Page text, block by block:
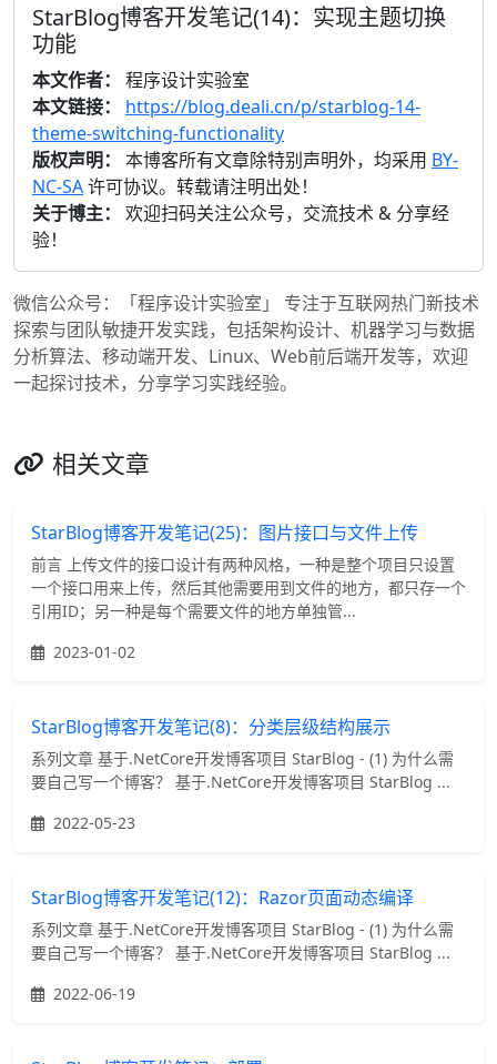
StarBlog博客开发笔记(14)：实现主题切换
功能
本文作者：
程序设计实验室
本文链接：
https://blog.deali.cn/p/starblog-14-
theme-switching-functionality
版权声明：
本博客所有文章除特别声明外，均采用 BY-
NC-SA许可协议。转载请注明出处！
关于博主：
欢迎扫码关注公众号，交流技术 & 分享经
验！
微信公众号：「程序设计实验室」 专注于互联网热门新技术
探索与团队敏捷开发实践，包括架构设计、机器学习与数据
分析算法、移动端开发、Linux、Web前后端开发等，欢迎
一起探讨技术，分享学习实践经验。
相关文章
StarBlog博客开发笔记(25)：图片接口与文件上传
前言 上传文件的接口设计有两种风格，一种是整个项目只设置
一个接口用来上传，然后其他需要用到文件的地方，都只存一个
引用ID；另一种是每个需要文件的地方单独管...
2023-01-02
StarBlog博客开发笔记(8)：分类层级结构展示
系列文章 基于.NetCore开发博客项目 StarBlog - (1) 为什么需
要自己写一个博客？ 基于.NetCore开发博客项目 StarBlog ...
2022-05-23
StarBlog博客开发笔记(12)：Razor页面动态编译
系列文章 基于.NetCore开发博客项目 StarBlog - (1) 为什么需
要自己写一个博客？ 基于.NetCore开发博客项目 StarBlog ...
2022-06-19